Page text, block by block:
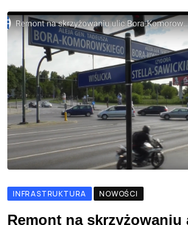
INFRASTRUKTURA NOWOŚCI
Remont na skrzyżowaniu